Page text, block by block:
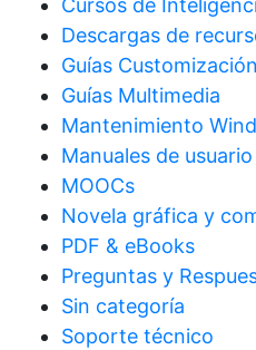
Cursos de
Descargas de
Guías
Guías Multimedia
Mantenimiento
Manuales de usuario
MOOCs
Novela gráfica y
PDF & eBooks
Preguntas y
Sin categoría
Soporte técnico